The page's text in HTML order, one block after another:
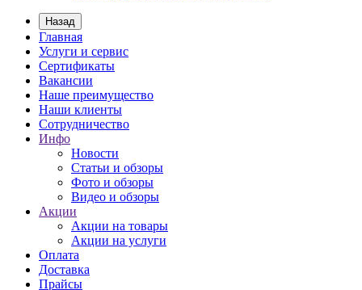
Назад
Главная
Услуги и сервис
Сертификаты
Вакансии
Наше преимущество
Наши клиенты
Сотрудничество
Инфо
Новости
Статьи и обзоры
Фото и обзоры
Видео и обзоры
Акции
Акции на товары
Акции на услуги
Оплата
Доставка
Прайсы